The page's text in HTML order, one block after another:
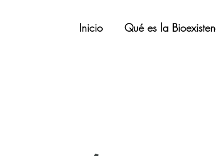
Inicio Qué es la